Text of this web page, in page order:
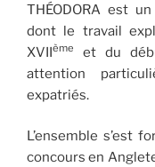
THÉODORA est
dont le travail
XVIIème et du
attention
expatriés.
L’ensemble s’est
concours en